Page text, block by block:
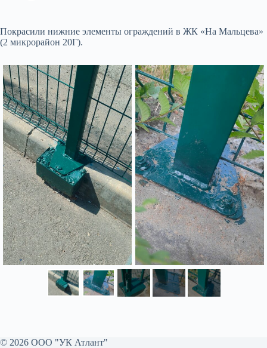
Покрасили нижние элементы ограждений в ЖК «На Мальцева»
(2 микрорайон 20Г).
© 2026 ООО "УК Атлант"